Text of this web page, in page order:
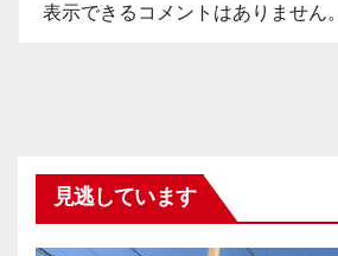
表示できるコメントはありません。
見逃しています